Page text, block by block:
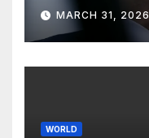
MARCH 31, 2026
WORLD